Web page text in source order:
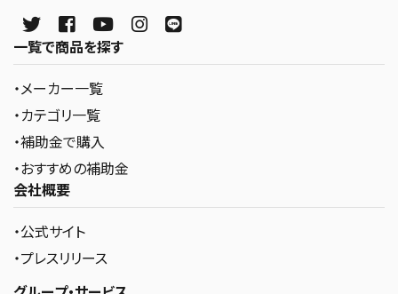
一覧で商品を探す
・メーカー一覧
・カテゴリ一覧
・補助金で購入
・おすすめの補助金
会社概要
・公式サイト
・プレスリリース